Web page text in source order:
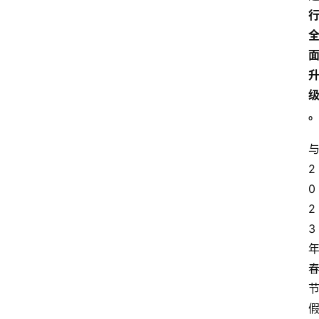
行
全
面
升
级
。
与
2
0
2
3
年
春
节
假